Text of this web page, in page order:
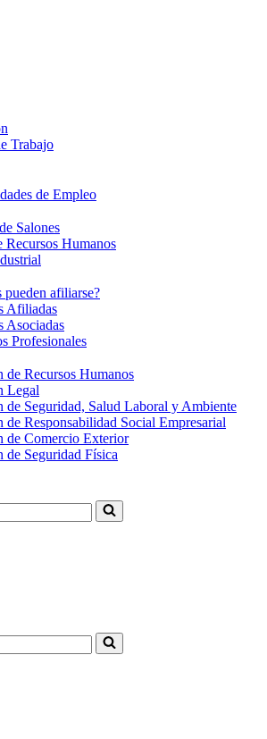
Trabajo
de Empleo
Salones
Recursos Humanos
pueden afiliarse?
Afiliadas
Asociadas
Profesionales
de Recursos Humanos
Legal
de Seguridad, Salud Laboral y Ambiente
de Responsabilidad Social Empresarial
de Comercio Exterior
de Seguridad Física